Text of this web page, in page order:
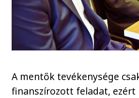
A mentők tevékenysége
finanszírozott feladat,